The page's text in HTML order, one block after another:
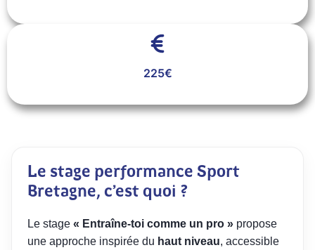
225€
Le stage performance Sport
Bretagne, c’est quoi ?
Le stage « Entraîne-toi comme un pro » propose
une approche inspirée du haut niveau, accessible